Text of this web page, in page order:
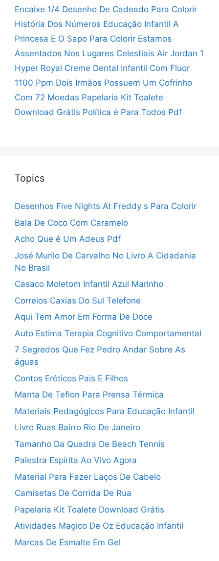
Encaixe 1/4 Desenho De Cadeado Para Colorir
História Dos Números Educação Infantil A
Princesa E O Sapo Para Colorir Estamos
Assentados Nos Lugares Celestiais Air Jordan 1
Hyper Royal Creme Dental Infantil Com Fluor
1100 Ppm Dois Irmãos Possuem Um Cofrinho
Com 72 Moedas Papelaria Kit Toalete
Download Grátis Política é Para Todos Pdf
Topics
Desenhos Five Nights At Freddy s Para Colorir
Bala De Coco Com Caramelo
Acho Que é Um Adeus Pdf
José Murilo De Carvalho No Livro A Cidadania
No Brasil
Casaco Moletom Infantil Azul Marinho
Correios Caxias Do Sul Telefone
Aqui Tem Amor Em Forma De Doce
Auto Estima Terapia Cognitivo Comportamental
7 Segredos Que Fez Pedro Andar Sobre As
águas
Contos Eróticos Pais E Filhos
Manta De Teflon Para Prensa Térmica
Materiais Pedagógicos Para Educação Infantil
Livro Ruas Bairro Rio De Janeiro
Tamanho Da Quadra De Beach Tennis
Palestra Espírita Ao Vivo Agora
Material Para Fazer Laços De Cabelo
Camisetas De Corrida De Rua
Papelaria Kit Toalete Download Grátis
Atividades Magico De Oz Educação Infantil
Marcas De Esmalte Em Gel